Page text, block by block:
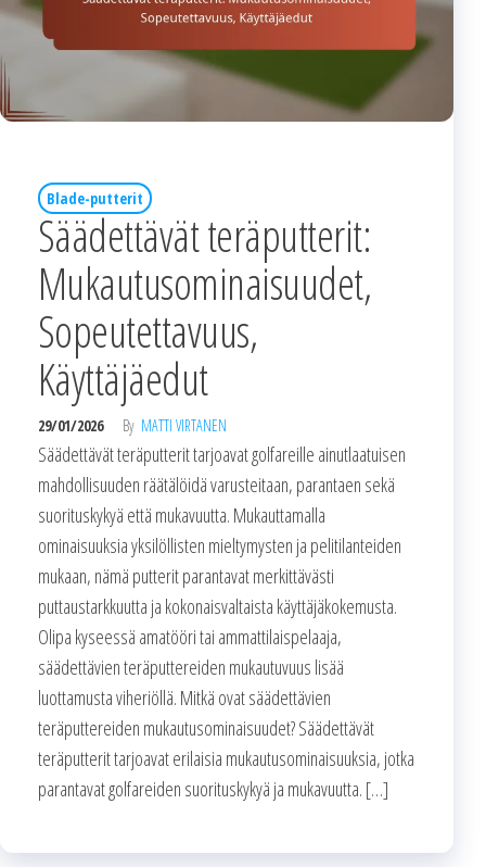
Blade-putterit
Säädettävät teräputterit:
Mukautusominaisuudet,
Sopeutettavuus,
Käyttäjäedut
29/01/2026 By MATTI VIRTANEN
Säädettävät teräputterit tarjoavat golfareille ainutlaatuisen
mahdollisuuden räätälöidä varusteitaan, parantaen sekä
suorituskykyä että mukavuutta. Mukauttamalla
ominaisuuksia yksilöllisten mieltymysten ja pelitilanteiden
mukaan, nämä putterit parantavat merkittävästi
puttaustarkkuutta ja kokonaisvaltaista käyttäjäkokemusta.
Olipa kyseessä amatööri tai ammattilaispelaaja,
säädettävien teräputtereiden mukautuvuus lisää
luottamusta viheriöllä. Mitkä ovat säädettävien
teräputtereiden mukautusominaisuudet? Säädettävät
teräputterit tarjoavat erilaisia mukautusominaisuuksia, jotka
parantavat golfareiden suorituskykyä ja mukavuutta. […]